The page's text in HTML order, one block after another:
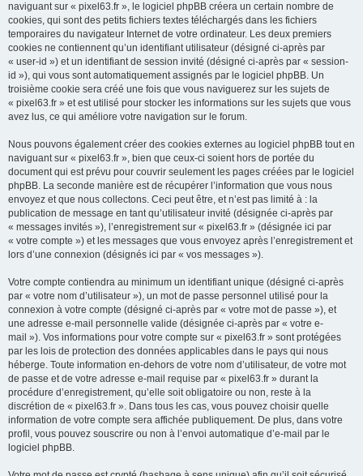
naviguant sur « pixel63.fr », le logiciel phpBB créera un certain nombre de
cookies, qui sont des petits fichiers textes téléchargés dans les fichiers
temporaires du navigateur Internet de votre ordinateur. Les deux premiers
cookies ne contiennent qu’un identifiant utilisateur (désigné ci-après par
« user-id ») et un identifiant de session invité (désigné ci-après par « session-
id »), qui vous sont automatiquement assignés par le logiciel phpBB. Un
troisième cookie sera créé une fois que vous naviguerez sur les sujets de
« pixel63.fr » et est utilisé pour stocker les informations sur les sujets que vous
avez lus, ce qui améliore votre navigation sur le forum.
Nous pouvons également créer des cookies externes au logiciel phpBB tout en
naviguant sur « pixel63.fr », bien que ceux-ci soient hors de portée du
document qui est prévu pour couvrir seulement les pages créées par le logiciel
phpBB. La seconde manière est de récupérer l’information que vous nous
envoyez et que nous collectons. Ceci peut être, et n’est pas limité à : la
publication de message en tant qu’utilisateur invité (désignée ci-après par
« messages invités »), l’enregistrement sur « pixel63.fr » (désignée ici par
« votre compte ») et les messages que vous envoyez après l’enregistrement et
lors d’une connexion (désignés ici par « vos messages »).
Votre compte contiendra au minimum un identifiant unique (désigné ci-après
par « votre nom d’utilisateur »), un mot de passe personnel utilisé pour la
connexion à votre compte (désigné ci-après par « votre mot de passe »), et
une adresse e-mail personnelle valide (désignée ci-après par « votre e-
mail »). Vos informations pour votre compte sur « pixel63.fr » sont protégées
par les lois de protection des données applicables dans le pays qui nous
héberge. Toute information en-dehors de votre nom d’utilisateur, de votre mot
de passe et de votre adresse e-mail requise par « pixel63.fr » durant la
procédure d’enregistrement, qu’elle soit obligatoire ou non, reste à la
discrétion de « pixel63.fr ». Dans tous les cas, vous pouvez choisir quelle
information de votre compte sera affichée publiquement. De plus, dans votre
profil, vous pouvez souscrire ou non à l’envoi automatique d’e-mail par le
logiciel phpBB.